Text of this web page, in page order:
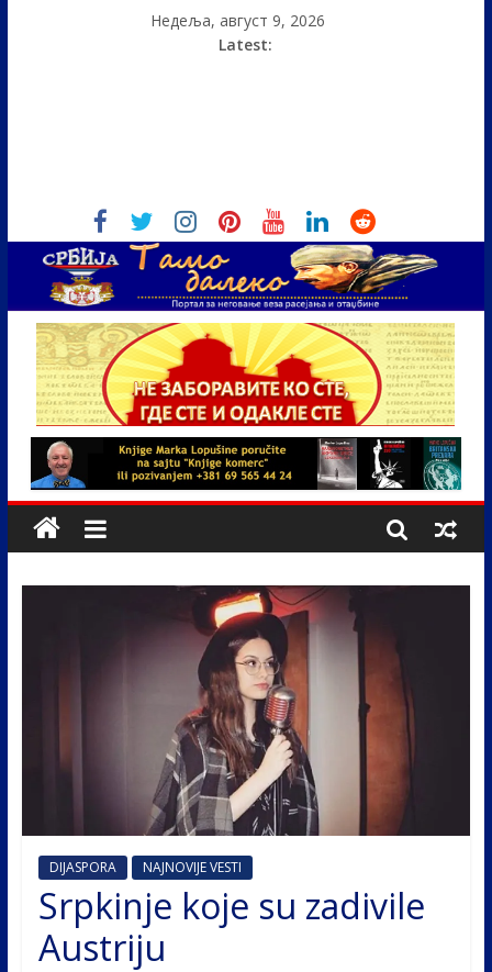
Недеља, август 9, 2026
Latest:
DIJASPORA NAJNOVIJE VESTI
Srpkinje koje su zadivile
Austriju